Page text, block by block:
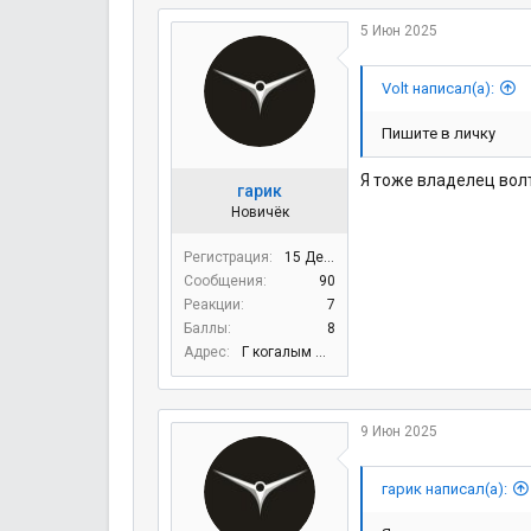
гарик
Новичёк
Регистрация
15 Дек 2020
Сообщения
90
Реакции
7
Баллы
8
Адрес
Г когалым югра
5 Июн 2025
Volt написал(а):
Пишите в личку
Я тоже владелец
9 Июн 2025
гарик написал(а):